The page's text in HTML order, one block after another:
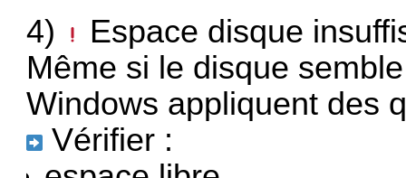
4)
Espace disque
Même si le disque
Windows appliquent des
Vérifier :